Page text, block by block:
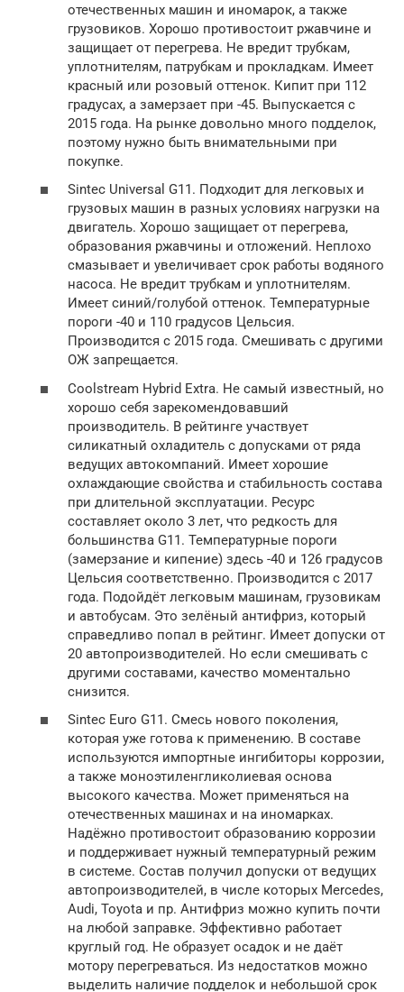
отечественных машин и иномарок, а также
грузовиков. Хорошо противостоит ржавчине и
защищает от перегрева. Не вредит трубкам,
уплотнителям, патрубкам и прокладкам. Имеет
красный или розовый оттенок. Кипит при 112
градусах, а замерзает при -45. Выпускается с
2015 года. На рынке довольно много подделок,
поэтому нужно быть внимательными при
покупке.
Sintec Universal G11. Подходит для легковых и
грузовых машин в разных условиях нагрузки на
двигатель. Хорошо защищает от перегрева,
образования ржавчины и отложений. Неплохо
смазывает и увеличивает срок работы водяного
насоса. Не вредит трубкам и уплотнителям.
Имеет синий/голубой оттенок. Температурные
пороги -40 и 110 градусов Цельсия.
Производится с 2015 года. Смешивать с другими
ОЖ запрещается.
Coolstream Hybrid Extra. Не самый известный, но
хорошо себя зарекомендовавший
производитель. В рейтинге участвует
силикатный охладитель с допусками от ряда
ведущих автокомпаний. Имеет хорошие
охлаждающие свойства и стабильность состава
при длительной эксплуатации. Ресурс
составляет около 3 лет, что редкость для
большинства G11. Температурные пороги
(замерзание и кипение) здесь -40 и 126 градусов
Цельсия соответственно. Производится с 2017
года. Подойдёт легковым машинам, грузовикам
и автобусам. Это зелёный антифриз, который
справедливо попал в рейтинг. Имеет допуски от
20 автопроизводителей. Но если смешивать с
другими составами, качество моментально
снизится.
Sintec Euro G11. Смесь нового поколения,
которая уже готова к применению. В составе
используются импортные ингибиторы коррозии,
а также моноэтиленгликолиевая основа
высокого качества. Может применяться на
отечественных машинах и на иномарках.
Надёжно противостоит образованию коррозии
и поддерживает нужный температурный режим
в системе. Состав получил допуски от ведущих
автопроизводителей, в числе которых Mercedes,
Audi, Toyota и пр. Антифриз можно купить почти
на любой заправке. Эффективно работает
круглый год. Не образует осадок и не даёт
мотору перегреваться. Из недостатков можно
выделить наличие подделок и небольшой срок